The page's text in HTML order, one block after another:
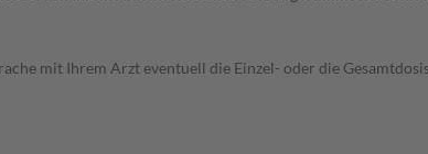
mit Ihrem Arzt eventuell die Einzel- oder die